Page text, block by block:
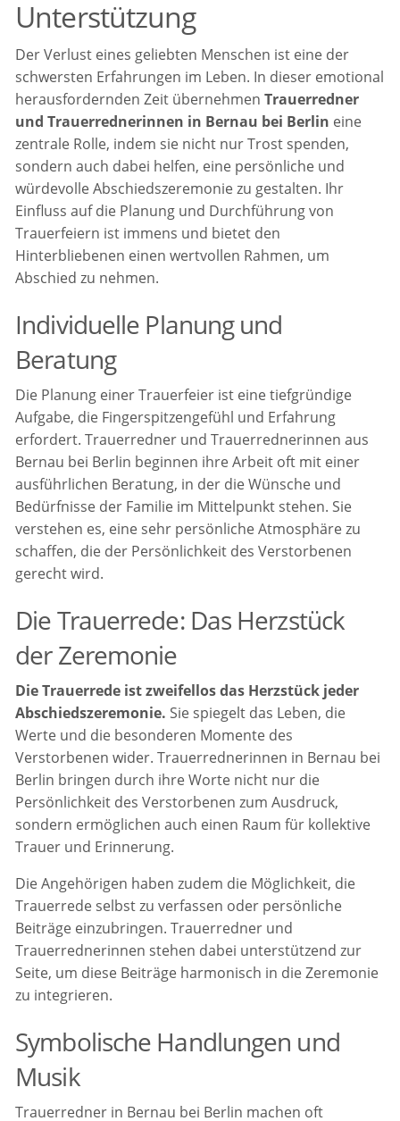
Unterstützung
Der Verlust eines geliebten Menschen ist eine der
schwersten Erfahrungen im Leben. In dieser emotional
herausfordernden Zeit übernehmenTrauerredner
und Trauerrednerinnen in Bernau bei Berlin eine
zentrale Rolle, indem sie nicht nur Trost spenden,
sondern auch dabei helfen, eine persönliche und
würdevolle Abschiedszeremonie zu gestalten. Ihr
Einfluss auf die Planung und Durchführung von
Trauerfeiern ist immens und bietet den
Hinterbliebenen einen wertvollen Rahmen, um
Abschied zu nehmen.
Individuelle Planung und
Beratung
Die Planung einer Trauerfeier ist eine tiefgründige
Aufgabe, die Fingerspitzengefühl und Erfahrung
erfordert. Trauerredner und Trauerrednerinnen aus
Bernau bei Berlin beginnen ihre Arbeit oft mit einer
ausführlichen Beratung, in der die Wünsche und
Bedürfnisse der Familie im Mittelpunkt stehen. Sie
verstehen es, eine sehr persönliche Atmosphäre zu
schaffen, die der Persönlichkeit des Verstorbenen
gerecht wird.
Die Trauerrede: Das Herzstück
der Zeremonie
Die Trauerrede ist zweifellos das Herzstück jeder
Abschiedszeremonie. Sie spiegelt das Leben, die
Werte und die besonderen Momente des
Verstorbenen wider. Trauerrednerinnen in Bernau bei
Berlin bringen durch ihre Worte nicht nur die
Persönlichkeit des Verstorbenen zum Ausdruck,
sondern ermöglichen auch einen Raum für kollektive
Trauer und Erinnerung.
Die Angehörigen haben zudem die Möglichkeit, die
Trauerrede selbst zu verfassen oder persönliche
Beiträge einzubringen. Trauerredner und
Trauerrednerinnen stehen dabei unterstützend zur
Seite, um diese Beiträge harmonisch in die Zeremonie
zu integrieren.
Symbolische Handlungen und
Musik
Trauerredner in Bernau bei Berlin machen oft